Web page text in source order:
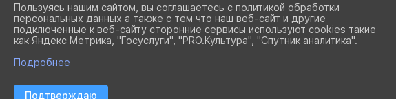
Пользуясь нашим сайтом, вы соглашаетесь с политикой обработки
персональных данных а также с тем что наш веб-сайт и другие
подключенные к веб-сайту сторонние сервисы используют cookies такие
как Яндекс Метрика, "Госуслуги", "PRO.Культура", "Спутник аналитика".
Подробнее
Подтверждаю